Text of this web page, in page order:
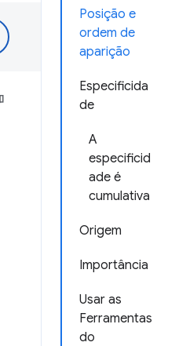
Posição e
ordem de
aparição
Especificida
de
A
especificid
ade é
cumulativa
Origem
Importância
Usar as
Ferramentas
do